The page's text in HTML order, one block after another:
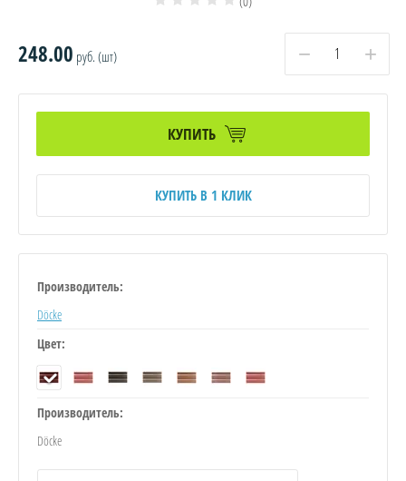
248.00 руб. (шт) − +
КУПИТЬ
КУПИТЬ В 1 КЛИК
Производитель:
Döcke
Цвет:
Производитель:
Döcke